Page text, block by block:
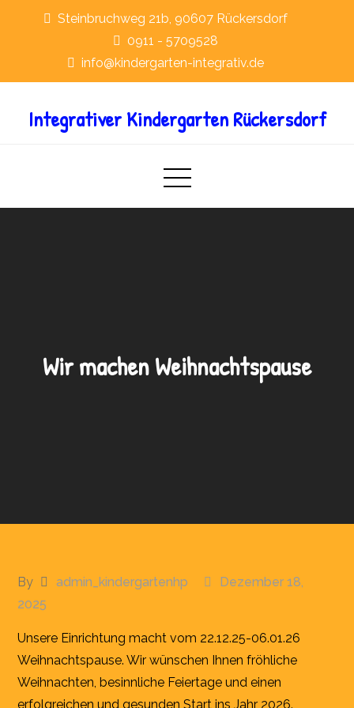
Steinbruchweg 21b, 90607 Rückersdorf
0911 - 5709528
info@kindergarten-integrativ.de
Integrativer Kindergarten Rückersdorf
Wir machen Weihnachtspause
By admin_kindergartenhp
Dezember 18,
2025
Unsere Einrichtung macht vom 22.12.25-06.01.26
Weihnachtspause. Wir wünschen Ihnen fröhliche
Weihnachten, besinnliche Feiertage und einen
erfolgreichen und gesunden Start ins Jahr 2026.